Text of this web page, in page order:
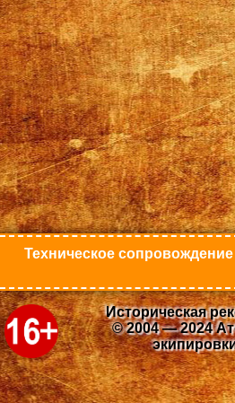
Техническое
Историческая
© 2004 — 2024